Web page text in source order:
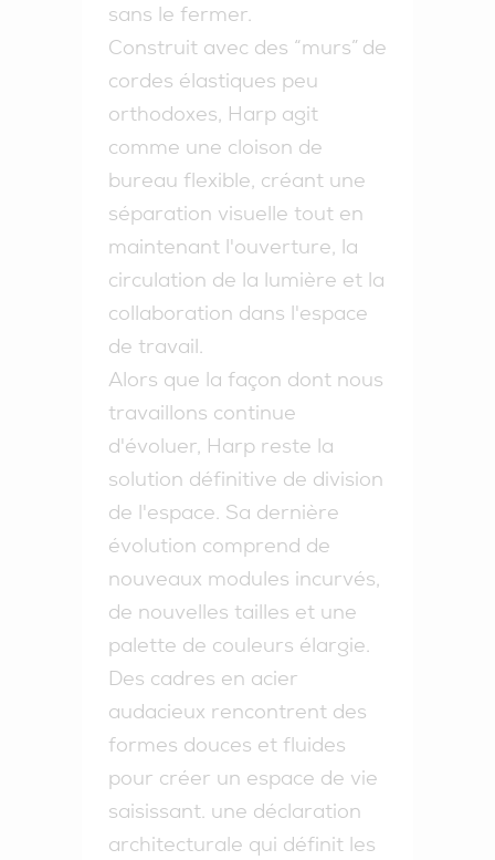
sans le fermer.
Construit avec des “murs” de
cordes élastiques peu
orthodoxes, Harp agit
comme une cloison de
bureau flexible, créant une
séparation visuelle tout en
maintenant l'ouverture, la
circulation de la lumière et la
collaboration dans l'espace
de travail.
Alors que la façon dont nous
travaillons continue
d'évoluer, Harp reste la
solution définitive de division
de l'espace. Sa dernière
évolution comprend de
nouveaux modules incurvés,
de nouvelles tailles et une
palette de couleurs élargie.
Des cadres en acier
audacieux rencontrent des
formes douces et fluides
pour créer un espace de vie
saisissant. une déclaration
architecturale qui définit les